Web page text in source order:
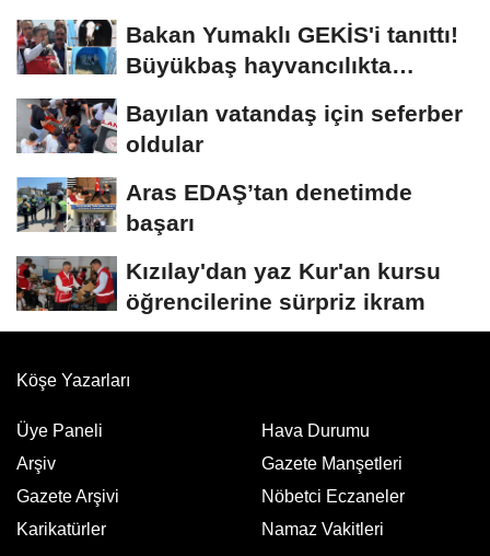
Bakan Yumaklı GEKİS'i tanıttı!
Büyükbaş hayvancılıkta
Bayılan vatandaş için seferber
oldular
Aras EDAŞ’tan denetimde
başarı
Kızılay'dan yaz Kur'an kursu
öğrencilerine sürpriz ikram
Köşe Yazarları
Üye Paneli
Arşiv
Gazete Arşivi
Karikatürler
Hava Durumu
Gazete Manşetleri
Nöbetci Eczaneler
Namaz Vakitleri